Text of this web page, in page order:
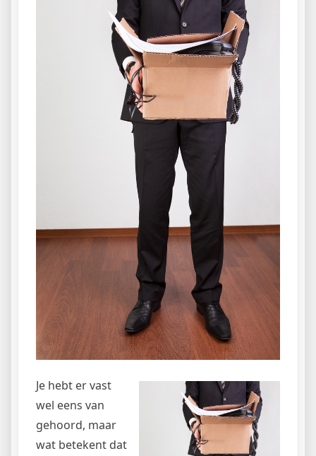
Je hebt er vast
wel eens van
gehoord, maar
wat betekent dat